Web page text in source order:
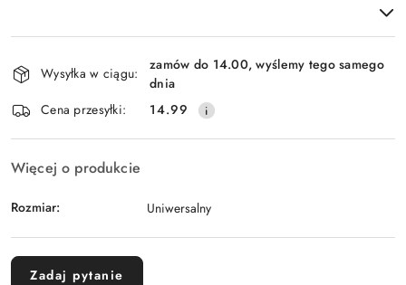
Dostępność
i
dostawa
Wysyłka w ciągu:
zamów do 14.00, wyślemy tego samego
dnia
Cena przesyłki:
14.99
Więcej o produkcie
Rozmiar: Uniwersalny
Zadaj pytanie